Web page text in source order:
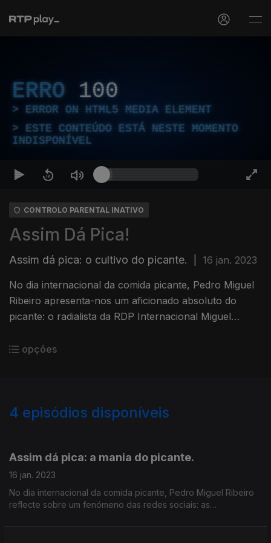
ERRO 100
ERROR ON HTML5 MEDIA ELEMENT
ESTE CONTEÚDO ESTÁ NESTE MOMENTO
INDISPONÍVEL
CONTROLO PARENTAL INATIVO
Assim Dá Pica!
Assim dá pica: o cultivo do picante. 16 jan. 2023
No dia internacional da comida picante, Pedro Miguel
Ribeiro apresenta-nos um aficionado absoluto do
picante: o radialista da RDP Internacional Miguel
casa? Então ouça-o.
opções
4 episódios disponíveis
Assim dá pica: a mania do picante.
16 jan. 2023
No dia internacional da comida picante, Pedro Miguel Ribeiro
reflecte sobre um fenómeno das redes sociais: as